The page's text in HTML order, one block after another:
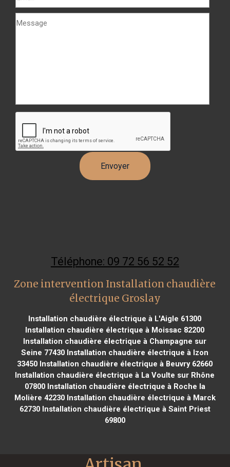
Téléphone: 09 72 56 52 52
Zone intervention Installation chaudière
électrique Groslay
Installation chaudière électrique à L'Aigle 61300
Installation chaudière électrique à Moissac 82200
Installation chaudière électrique à Champagne sur
Seine 77430 Installation chaudière électrique à Izon
33450 Installation chaudière électrique à Beuvry 62660
Installation chaudière électrique à La Voulte sur Rhône
07800Installation chaudière électrique à Roche la
Molière 42230Installation chaudière électrique à Marck
62730Installation chaudière électrique à Saint Priest
69800